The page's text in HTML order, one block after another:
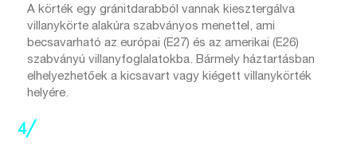
A körték egy gránitdarabból vannak kiesztergálva
villanykörte alakúra szabványos menettel, ami
becsavarható az európai (E27) és az amerikai (E26)
szabványú villanyfoglalatokba. Bármely háztartásban
elhelyezhetőek a kicsavart vagy kiégett villanykörték
helyére.
4╱